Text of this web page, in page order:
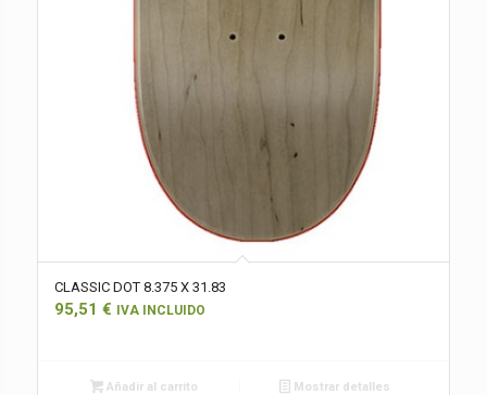
CLASSIC DOT 8.375 X 31.83
95,51 € IVA INCLUIDO
Añadir al carrito Mostrar detalles